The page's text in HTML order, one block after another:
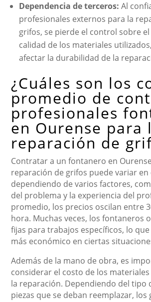
Dependencia de terceros: Al
profesionales externos para la
grifos, se pierde el control sobre
calidad de los materiales
afectar la durabilidad de la
¿Cuáles son los
promedio de
profesionales
en Ourense para
reparación de
Contratar a un fontanero en
reparación de grifos puede variar en
dependiendo de varios factores,
del problema y la experiencia del
promedio, los precios oscilan entre
hora. Muchas veces, los fontaneros
fijas para trabajos específicos, lo
más económico en ciertas
Además de la mano de obra, es
considerar el costo de los
la reparación. Dependiendo del tipo
piezas que se deban reemplazar, los